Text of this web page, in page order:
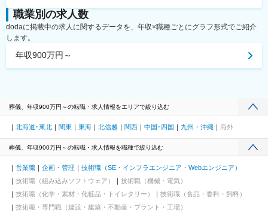
職業別の求人数
dodaに掲載中の求人に関するデータを、年収×職種ごとにグラフ形式でご紹介
します。
年収900万円～
葬儀、年収900万円～の転職・求人情報をエリアで絞り込む
北海道･東北 関東 東海 北信越 関西 中国･四国 九州・沖縄 海外
葬儀、年収900万円～の転職・求人情報を職種で絞り込む
営業職 企画・管理
技術職（SE・インフラエンジニア・Webエンジニア）
技術職（組み込みソフトウェア）
技術職（機械・電気）
技術職（化学・素材・化粧品・トイレタリー）
技術職（食品・香料・飼料）
技術職・専門職（建設・建築・不動産・プラント・工場）